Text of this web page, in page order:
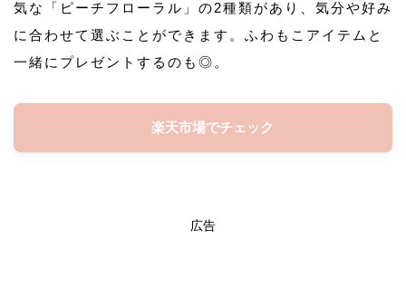
気な「ピーチフローラル」の2種類があり、気分や好み
に合わせて選ぶことができます。ふわもこアイテムと
一緒にプレゼントするのも◎。
楽天市場でチェック
広告